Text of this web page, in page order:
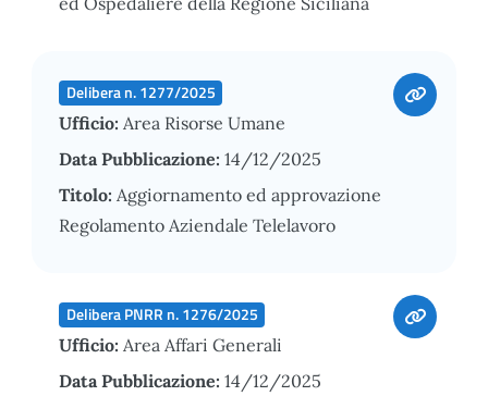
Delibera n. 1277/2025
Ufficio: Area Risorse Umane
Data Pubblicazione: 14/12/2025
Titolo: Aggiornamento ed approvazione
Regolamento Aziendale Telelavoro
Delibera PNRR n. 1276/2025
Ufficio: Area Affari Generali
Data Pubblicazione: 14/12/2025